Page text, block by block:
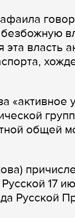
власть
«активное
общей
17
Русской